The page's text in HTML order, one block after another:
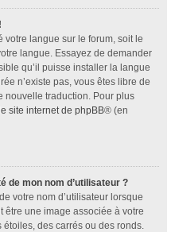
votre langue sur le forum, soit le
langue. Essayez de demander
qu’il puisse installer la langue
n’existe pas, vous êtes libre de
nouvelle traduction. Pour plus
site internet de phpBB® (en
de mon nom d’utilisateur ?
votre nom d’utilisateur lorsque
être une image associée à votre
des carrés ou des ronds.